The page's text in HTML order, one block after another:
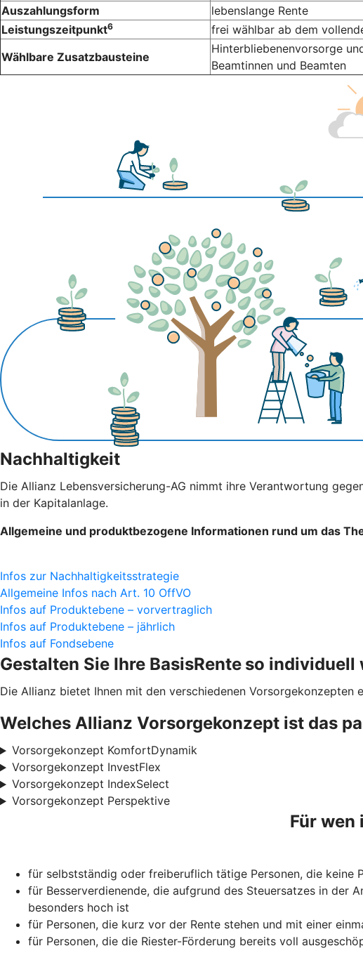
Auszahlungsform
lebenslange Rente
Leistungszeitpunkt6
frei wählbar ab dem
Wählbare Zusatzbausteine
Hinterbliebenenvorsorge
Beamtinnen und Beamten
Nachhaltigkeit
Die Allianz Lebensversicherung-AG nimmt ihre Verantwortung
in der Kapitalanlage.
Allgemeine und produktbezogene Informationen rund um das
Infos zur Nachhaltigkeitsstrategie
Allgemeine Infos nach Art. 10 OffVO
Infos auf Produktebene – vorvertraglich
Infos auf Produktebene – jährlich
Infos auf Fondsebene
Gestalten Sie Ihre BasisRente so individuell
Die Allianz bietet Ihnen mit den verschiedenen
Welches Allianz Vorsorgekonzept ist das
Vorsorgekonzept KomfortDynamik
Vorsorgekonzept InvestFlex
Vorsorgekonzept IndexSelect
Vorsorgekonzept Perspektive
Für wen
für selbstständig oder freiberuflich tätige Personen, die keine
für Besserverdienende, die aufgrund des Steuersatzes in der
besonders hoch ist
für Personen, die kurz vor der Rente stehen und mit einer
für Personen, die die Riester-Förderung bereits voll